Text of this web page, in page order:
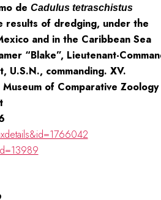
de Cadulus tetraschistus
results of dredging, under the
and in the Caribbean Sea
“Blake”, Lieutenant-
U.S.N., commanding. XV.
of Comparative